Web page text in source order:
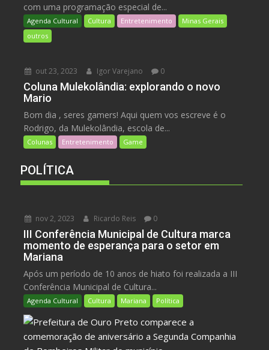
com uma programação especial de...
Agenda Cultural Cultura Entretenimento
Minas Gerais
outros
out 23, 2023 Igor Varejano 0
Coluna Mulekolândia: explorando o novo
Mario
Bom dia , seres gamers! Aqui quem vos escreve é o
Rodrigo, da Mulekolândia, escola de...
Colunas Entretenimento Game
POLÍTICA
nov 2, 2023 Ricardo Reis 0
III Conferência Municipal de Cultura marca
momento de esperança para o setor em
Mariana
Após um período de 10 anos de hiato foi realizada a III
Conferência Municipal de Cultura...
Agenda Cultural Cultura Mariana Política